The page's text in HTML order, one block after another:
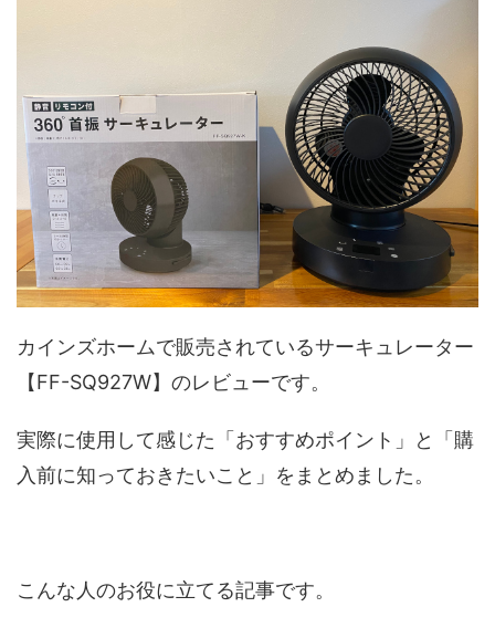
カインズホームで販売されているサーキュレーター
【FF-SQ927W】のレビューです。
実際に使用して感じた「おすすめポイント」と「購
入前に知っておきたいこと」をまとめました。
こんな人のお役に立てる記事です。